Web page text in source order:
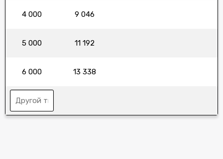
4 000 9 046
5 000 11 192
6 000 13 338